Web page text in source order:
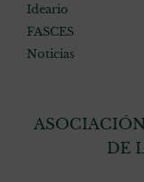
Ideario
FASCES
Noticias
DE